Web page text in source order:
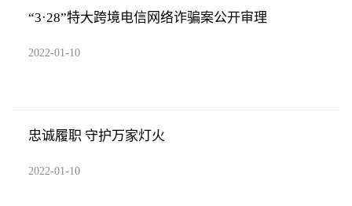
“3·28”特大跨境电信网络诈骗案公开审理
2022-01-10
忠诚履职 守护万家灯火
2022-01-10